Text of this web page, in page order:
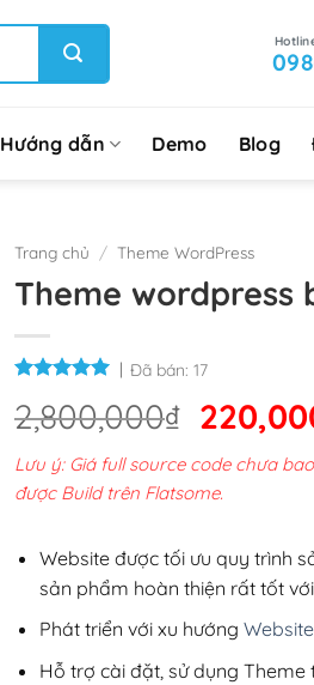
Hướng dẫn Demo Blog
Trang chủ / Theme WordPress
Theme wordpress
Đã bán: 17
2,800,000₫ Giá
gốc
là:
Lưu ý: Giá full source code chưa
được Build trên Flatsome.
Website được tối ưu quy trình
sản phẩm hoàn thiện rất tốt
Phát triển với xu hướng
Hỗ trợ cài đặt, sử dụng